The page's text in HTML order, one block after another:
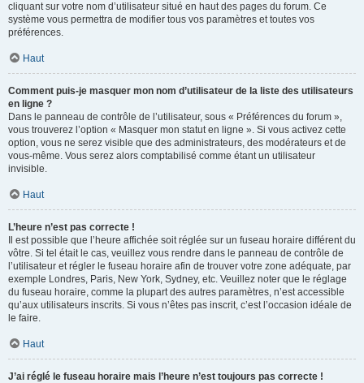
cliquant sur votre nom d’utilisateur situé en haut des pages du forum. Ce
système vous permettra de modifier tous vos paramètres et toutes vos
préférences.
Haut
Comment puis-je masquer mon nom d’utilisateur de la liste des utilisateurs
en ligne ?
Dans le panneau de contrôle de l’utilisateur, sous « Préférences du forum »,
vous trouverez l’option « Masquer mon statut en ligne ». Si vous activez cette
option, vous ne serez visible que des administrateurs, des modérateurs et de
vous-même. Vous serez alors comptabilisé comme étant un utilisateur
invisible.
Haut
L’heure n’est pas correcte !
Il est possible que l’heure affichée soit réglée sur un fuseau horaire différent du
vôtre. Si tel était le cas, veuillez vous rendre dans le panneau de contrôle de
l’utilisateur et régler le fuseau horaire afin de trouver votre zone adéquate, par
exemple Londres, Paris, New York, Sydney, etc. Veuillez noter que le réglage
du fuseau horaire, comme la plupart des autres paramètres, n’est accessible
qu’aux utilisateurs inscrits. Si vous n’êtes pas inscrit, c’est l’occasion idéale de
le faire.
Haut
J’ai réglé le fuseau horaire mais l’heure n’est toujours pas correcte !